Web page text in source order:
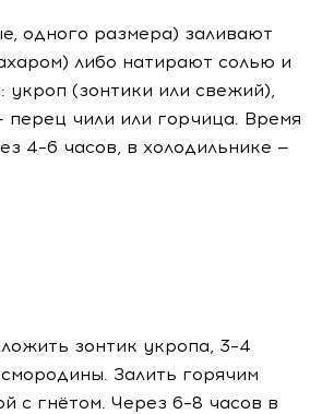
одного размера) заливают
либо натирают солью и
(зонтики или свежий),
чили или горчица. Время
4–6 часов, в холодильнике —
зонтик укропа, 3–4
Залить горячим
с гнётом. Через 6–8 часов в